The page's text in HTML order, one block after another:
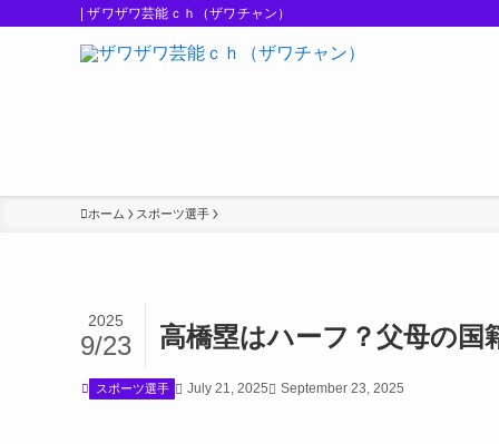
| ザワザワ芸能ｃｈ（ザワチャン）
ホーム スポーツ選手
高橋塁はハーフ？父母の
2025
9/23
スポーツ選手 July 21, 2025 September 23, 2025